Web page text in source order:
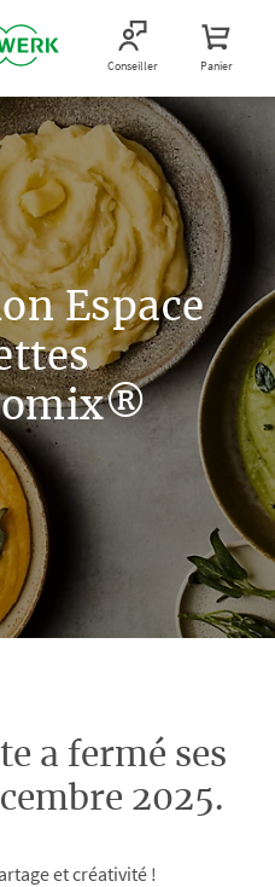
Conseiller Panier
Espace
a fermé ses
2025.
et créativité !